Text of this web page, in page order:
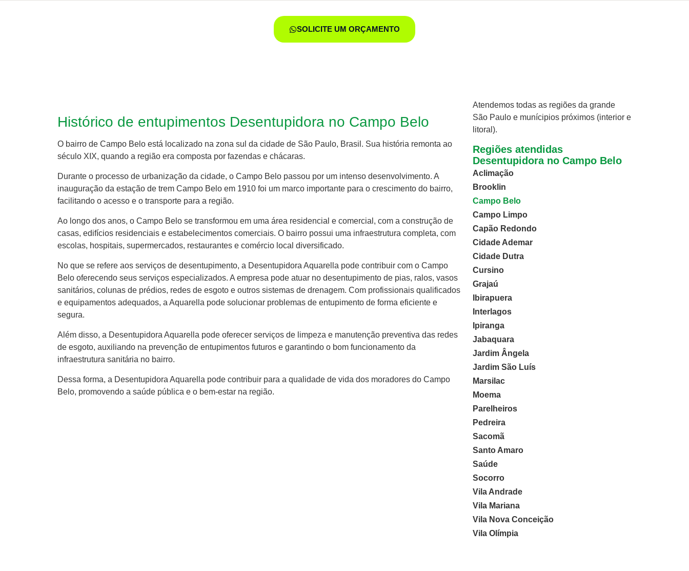
SOLICITE UM ORÇAMENTO
Histórico de entupimentos Desentupidora no Campo Belo
O bairro de Campo Belo está localizado na zona sul da cidade de São Paulo, Brasil. Sua história remonta ao
século XIX, quando a região era composta por fazendas e chácaras.
Durante o processo de urbanização da cidade, o Campo Belo passou por um intenso desenvolvimento. A
inauguração da estação de trem Campo Belo em 1910 foi um marco importante para o crescimento do bairro,
facilitando o acesso e o transporte para a região.
Ao longo dos anos, o Campo Belo se transformou em uma área residencial e comercial, com a construção de
casas, edifícios residenciais e estabelecimentos comerciais. O bairro possui uma infraestrutura completa, com
escolas, hospitais, supermercados, restaurantes e comércio local diversificado.
No que se refere aos serviços de desentupimento, a Desentupidora Aquarella pode contribuir com o Campo
Belo oferecendo seus serviços especializados. A empresa pode atuar no desentupimento de pias, ralos, vasos
sanitários, colunas de prédios, redes de esgoto e outros sistemas de drenagem. Com profissionais qualificados
e equipamentos adequados, a Aquarella pode solucionar problemas de entupimento de forma eficiente e
segura.
Além disso, a Desentupidora Aquarella pode oferecer serviços de limpeza e manutenção preventiva das redes
de esgoto, auxiliando na prevenção de entupimentos futuros e garantindo o bom funcionamento da
infraestrutura sanitária no bairro.
Dessa forma, a Desentupidora Aquarella pode contribuir para a qualidade de vida dos moradores do Campo
Belo, promovendo a saúde pública e o bem-estar na região.
Atendemos todas as regiões da grande
São Paulo e munícipios próximos (interior e
litoral).
Regiões atendidas
Desentupidora no Campo Belo
Aclimação
Brooklin
Campo Belo
Campo Limpo
Capão Redondo
Cidade Ademar
Cidade Dutra
Cursino
Grajaú
Ibirapuera
Interlagos
Ipiranga
Jabaquara
Jardim Ângela
Jardim São Luís
Marsilac
Moema
Parelheiros
Pedreira
Sacomã
Santo Amaro
Saúde
Socorro
Vila Andrade
Vila Mariana
Vila Nova Conceição
Vila Olímpia